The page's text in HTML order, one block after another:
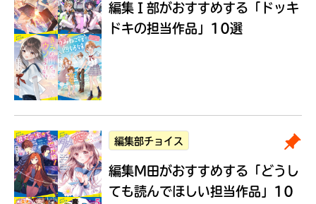
編集Ｉ部がおすすめする 「ドッキ
ドキの担当作品」10選
編集部チョイス
編集M田がおすすめする 「どうし
ても読んでほしい担当作品」10